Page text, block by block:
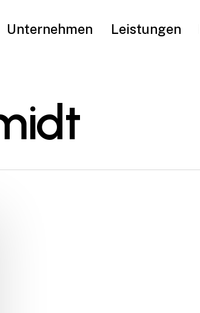
Unternehmen Leistungen